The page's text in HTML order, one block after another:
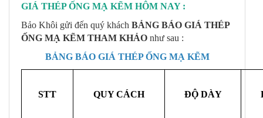
GIÁ THÉP ỐNG MẠ KẼM HÔM NAY :
Bảo Khôi gửi đến quý khách BẢNG BÁO GIÁ THÉP
ỐNG MẠ KẼM THAM KHẢO như sau :
BẢNG BÁO GIÁ THÉP ỐNG MẠ KẼM
STT QUY CÁCH ĐỘ DÀY